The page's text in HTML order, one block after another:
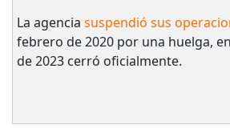
La agencia suspendió sus
febrero de 2020 por una huelga,
de 2023 cerró oficialmente.